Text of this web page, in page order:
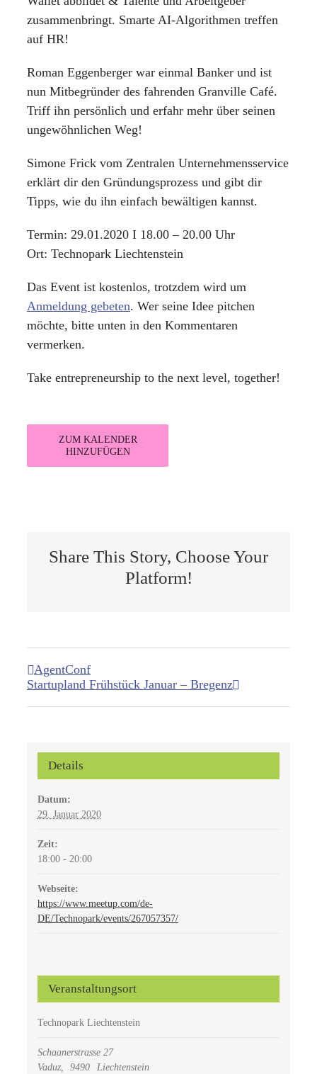
zusammenbringt. Smarte AI-Algorithmen treffen
auf HR!
Roman Eggenberger war einmal Banker und ist
nun Mitbegründer des fahrenden Granville Café.
Triff ihn persönlich und erfahr mehr über seinen
ungewöhnlichen Weg!
Simone Frick vom Zentralen Unternehmensservice
erklärt dir den Gründungsprozess und gibt dir
Tipps, wie du ihn einfach bewältigen kannst.
Termin: 29.01.2020 I 18.00 – 20.00 Uhr
Ort: Technopark Liechtenstein
Das Event ist kostenlos, trotzdem wird um
Anmeldung gebeten. Wer seine Idee pitchen
möchte, bitte unten in den Kommentaren
vermerken.
Take entrepreneurship to the next level, together!
ZUM KALENDER
HINZUFÜGEN
Share This Story, Choose Your
Platform!
AgentConf
Startupland Frühstück Januar – Bregenz
Details
Datum:
29. Januar 2020
Zeit:
18:00 - 20:00
Webseite:
https://www.meetup.com/de-
DE/Technopark/events/267057357/
Veranstaltungsort
Technopark Liechtenstein
Schaanerstrasse 27
Vaduz, 9490 Liechtenstein